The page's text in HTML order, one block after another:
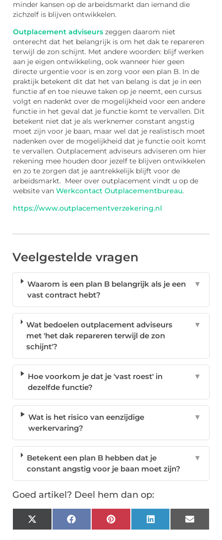
minder kansen op de arbeidsmarkt dan iemand die
zichzelf is blijven ontwikkelen.
Outplacement adviseurs zeggen daarom niet
onterecht dat het belangrijk is om het dak te repareren
terwijl de zon schijnt. Met andere woorden: blijf werken
aan je eigen ontwikkeling, ook wanneer hier geen
directe urgentie voor is en zorg voor een plan B. In de
praktijk betekent dit dat het van belang is dat je in een
functie af en toe nieuwe taken op je neemt, een cursus
volgt en nadenkt over de mogelijkheid voor een andere
functie in het geval dat je functie komt te vervallen. Dit
betekent niet dat je als werknemer constant angstig
moet zijn voor je baan, maar wel dat je realistisch moet
nadenken over de mogelijkheid dat je functie ooit komt
te vervallen. Outplacement adviseurs adviseren om hier
rekening mee houden door jezelf te blijven ontwikkelen
en zo te zorgen dat je aantrekkelijk blijft voor de
arbeidsmarkt. Meer over outplacement vindt u op de
website van Werkcontact Outplacementbureau.
https://www.outplacementverzekering.nl
Veelgestelde vragen
Waarom is een plan B belangrijk als je een
vast contract hebt?
▼
Wat bedoelen outplacement adviseurs
met 'het dak repareren terwijl de zon
schijnt'?
▼
Hoe voorkom je dat je 'vast roest' in
dezelfde functie?
▼
Wat is het risico van eenzijdige
werkervaring?
▼
Betekent een plan B hebben dat je
constant angstig voor je baan moet zijn?
▼
Goed artikel? Deel hem dan op:
X
(Twitter)
FacebookPinterest LinkedIn Email